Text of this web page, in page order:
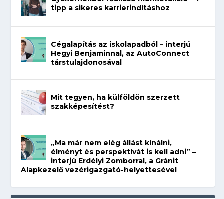
tipp a sikeres karrierindításhoz
Cégalapítás az iskolapadból – interjú
Hegyi Benjaminnal, az AutoConnect
társtulajdonosával
Mit tegyen, ha külföldön szerzett
szakképesítést?
„Ma már nem elég állást kínálni,
élményt és perspektívát is kell adni” –
interjú Erdélyi Zomborral, a Gránit
Alapkezelő vezérigazgató-helyettesével